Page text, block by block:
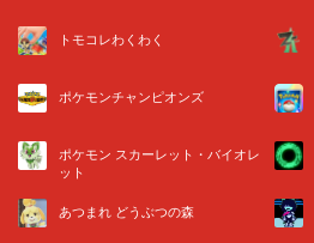
トモコレわくわく
ポケモンチャンピオンズ
ポケモン スカーレット・バイオレ
ット
あつまれ どうぶつの森